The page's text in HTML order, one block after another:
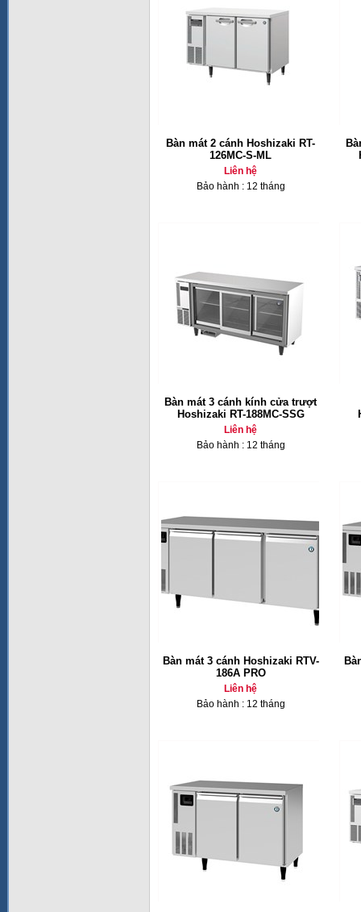
Bàn mát 2 cánh Hoshizaki RT-
126MC-S-ML
Liên hệ
Bảo hành : 12 tháng
Bàn mát 3 cánh kính cửa trượt
Hoshizaki RT-188MC-SSG
Liên hệ
Bảo hành : 12 tháng
Bàn mát 3 cánh Hoshizaki RTV-
186A PRO
Liên hệ
Bảo hành : 12 tháng